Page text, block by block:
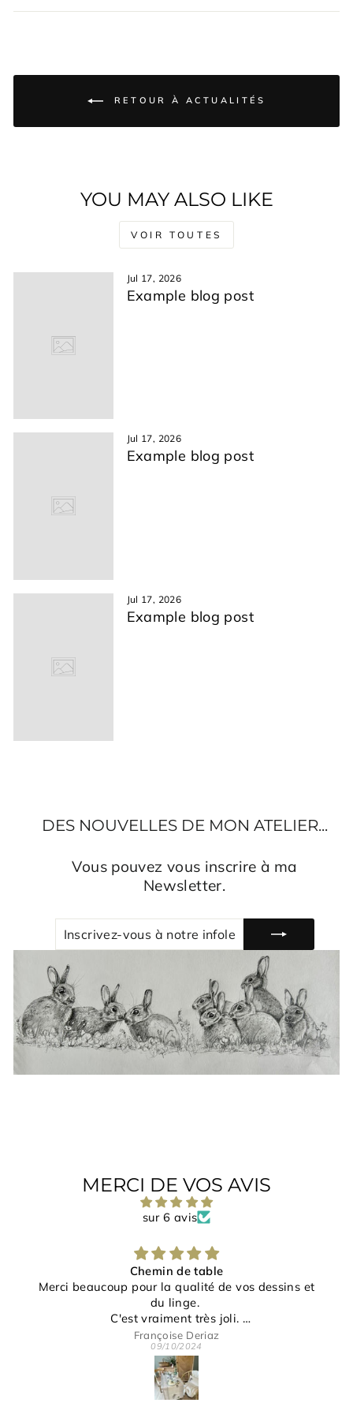
RETOUR À ACTUALITÉS
YOU MAY ALSO LIKE
VOIR TOUTES
Jul 17, 2026
Example blog post
Jul 17, 2026
Example blog post
Jul 17, 2026
Example blog post
DES NOUVELLES DE MON ATELIER...
Vous pouvez vous inscrire à ma
Newsletter.
INSCRIVEZ-
VOUS
À
INFOLETTRE
S'INSCRIRE
MERCI DE VOS AVIS
sur 6 avis
Chemin de table
Merci beaucoup pour la qualité de vos dessins et
du linge.
C'est vraiment très joli.
Merci pour votre gentillesse et disponibilité.
Françoise Deriaz
09/10/2024